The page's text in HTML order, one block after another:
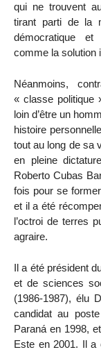
qui ne trouvent
tirant parti de la
démocratique
comme la solution
Néanmoins,
« classe politique
loin d’être un
histoire
tout au long de sa
en pleine
Roberto Cubas
fois pour se
et il a été
l’octroi de terres
agraire.
Il a été président
et de sciences
(1986-1987), élu
candidat au
Paraná en 1998,
Este en 2001. Il a